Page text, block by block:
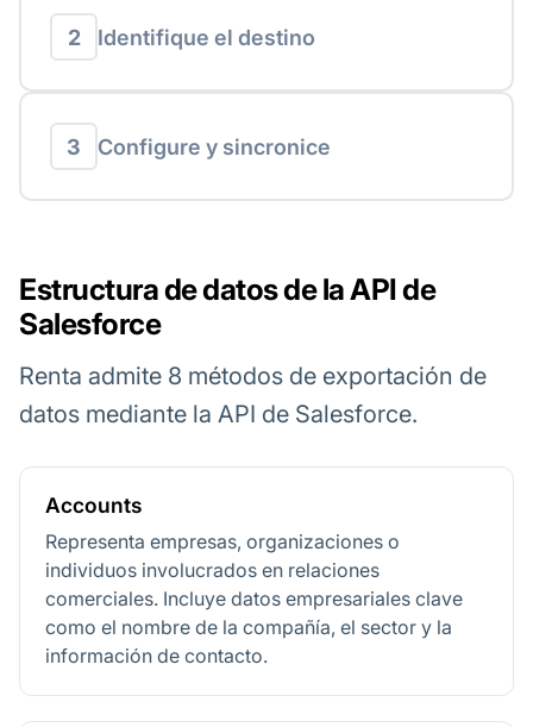
2 Identifique el destino
3 Configure y sincronice
Estructura de datos de la API de
Salesforce
Renta admite 8 métodos de exportación de
datos mediante la API de Salesforce.
Accounts
Representa empresas, organizaciones o
individuos involucrados en relaciones
comerciales. Incluye datos empresariales clave
como el nombre de la compañía, el sector y la
información de contacto.